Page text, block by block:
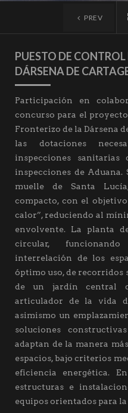
PREV
PUESTO DE
DÁRSENA DE
Participación en
concurso para el
Fronterizo de la Dársena
las dotaciones
inspecciones
inspecciones de Aduana.
muelle de Santa
compacto, con el
calor”, reduciendo al
envolvente. La planta
circular,
interrelación de los
óptimo uso, de recorridos
de un jardín central
articulador de la vida
asimismo un
soluciones
adaptan de la manera
espacios, bajo criterios
eficiencia energética.
estructuras e
equipos orientados para